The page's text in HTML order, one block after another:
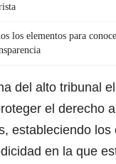
los elementos para
del alto tribunal
el derecho
estableciendo los
en la que